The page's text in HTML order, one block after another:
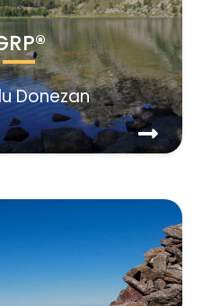
Donezan